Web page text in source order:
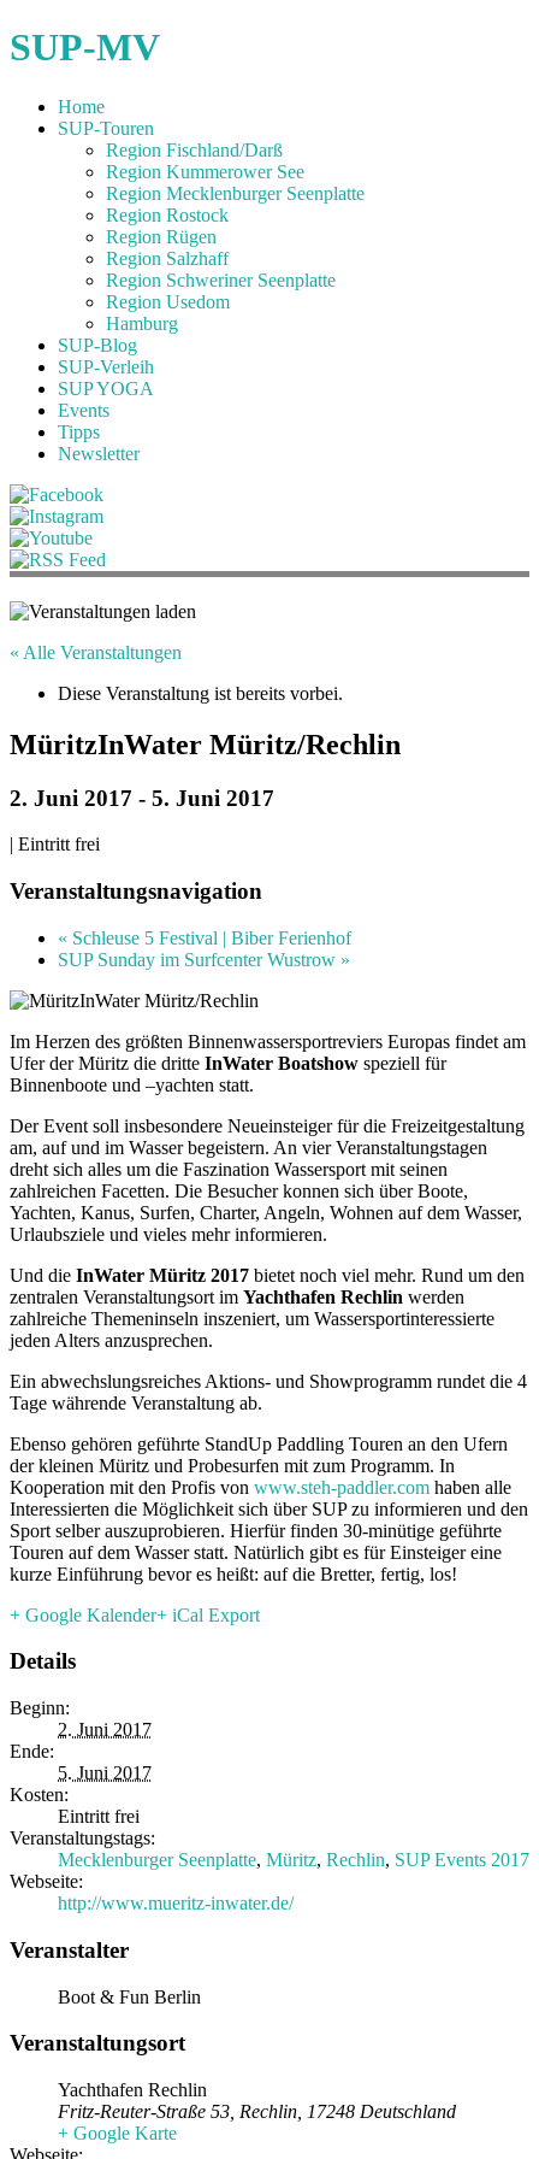
SUP-MV
Home
SUP-Touren
Region Fischland/Darß
Region Kummerower See
Region Mecklenburger Seenplatte
Region Rostock
Region Rügen
Region Salzhaff
Region Schweriner Seenplatte
Region Usedom
Hamburg
SUP-Blog
SUP-Verleih
SUP YOGA
Events
Tipps
Newsletter
« Alle Veranstaltungen
Diese Veranstaltung ist bereits vorbei.
MüritzInWater Müritz/Rechlin
2. Juni 2017 - 5. Juni 2017
| Eintritt frei
Veranstaltungsnavigation
« Schleuse 5 Festival | Biber Ferienhof
SUP Sunday im Surfcenter Wustrow »
Im Herzen des größten Binnenwassersportreviers Europas findet am
Ufer der Müritz die dritte InWater Boatshow speziell für
Binnenboote und –yachten statt.
Der Event soll insbesondere Neueinsteiger für die Freizeitgestaltung
am, auf und im Wasser begeistern. An vier Veranstaltungstagen
dreht sich alles um die Faszination Wassersport mit seinen
zahlreichen Facetten. Die Besucher konnen sich über Boote,
Yachten, Kanus, Surfen, Charter, Angeln, Wohnen auf dem Wasser,
Urlaubsziele und vieles mehr informieren.
Und die InWater Müritz 2017 bietet noch viel mehr. Rund um den
zentralen Veranstaltungsort im Yachthafen Rechlin werden
zahlreiche Themeninseln inszeniert, um Wassersportinteressierte
jeden Alters anzusprechen.
Ein abwechslungsreiches Aktions- und Showprogramm rundet die 4
Tage währende Veranstaltung ab.
Ebenso gehören geführte StandUp Paddling Touren an den Ufern
der kleinen Müritz und Probesurfen mit zum Programm. In
Kooperation mit den Profis von www.steh-paddler.com haben alle
Interessierten die Möglichkeit sich über SUP zu informieren und den
Sport selber auszuprobieren. Hierfür finden 30-minütige geführte
Touren auf dem Wasser statt. Natürlich gibt es für Einsteiger eine
kurze Einführung bevor es heißt: auf die Bretter, fertig, los!
+ Google Kalender+ iCal Export
Details
Beginn:
2. Juni 2017
Ende:
5. Juni 2017
Kosten:
Eintritt frei
Veranstaltungstags:
Mecklenburger Seenplatte, Müritz, Rechlin, SUP Events 2017
Webseite:
http://www.mueritz-inwater.de/
Veranstalter
Boot & Fun Berlin
Veranstaltungsort
Yachthafen Rechlin
Fritz-Reuter-Straße 53 Rechlin 17248 Deutschland
+ Google Karte
Webseite: